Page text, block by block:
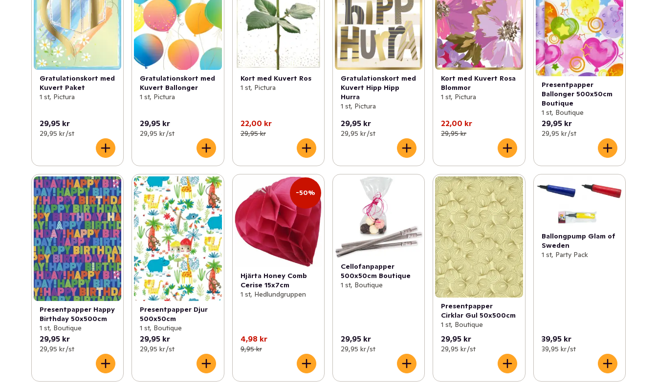
Gratulationskort med
Kuvert Paket
1 st, Pictura
29,95 kr
29,95 kr /st
Gratulationskort med
Kuvert Ballonger
1 st, Pictura
29,95 kr
29,95 kr /st
Kort med Kuvert Ros
1 st, Pictura
22,00 kr
29,95 kr
Gratulationskort med
Kuvert Hipp Hipp
Hurra
1 st, Pictura
29,95 kr
29,95 kr /st
Kort med Kuvert Rosa
Blommor
1 st, Pictura
22,00 kr
29,95 kr
Presentpapper
Ballonger 500x50cm
Boutique
1 st, Boutique
29,95 kr
29,95 kr /st
Presentpapper Happy
Birthday 50x500cm
1 st, Boutique
29,95 kr
29,95 kr /st
Presentpapper Djur
500x50cm
1 st, Boutique
29,95 kr
29,95 kr /st
-50%
Hjärta Honey Comb
Cerise 15x7cm
1 st, Hedlundgruppen
4,98 kr
9,95 kr
Cellofanpapper
500x50cm Boutique
1 st, Boutique
29,95 kr
29,95 kr /st
Presentpapper
Cirklar Gul 50x500cm
1 st, Boutique
29,95 kr
29,95 kr /st
Ballongpump Glam of
Sweden
1 st, Party Pack
39,95 kr
39,95 kr /st